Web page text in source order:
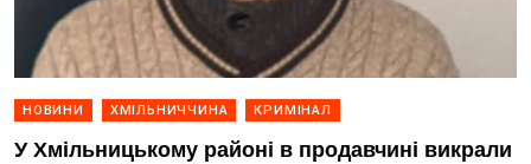
НОВИНИ ХМІЛЬНИЧЧИНА КРИМІНАЛ
У Хмільницькому районі в продавчині викрали